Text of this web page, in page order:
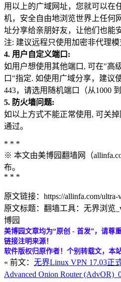
用以上的广域网址，您就可以在
机，安全自由地浏览世界上任何
址分享给亲朋好友，让他们也能
注: 建议远程只使用加密非代理模
4. 用户自定义端口:
如用户想使用其他端口, 可在"高
口"指定. 如使用广域分享，建议
443，请选用随机端口（从1000 到
5. 防火墙问题:
如以上方式不能正常使用, 可关
通过。
* * *
※ 本文由美博园翻墙网（
布。
* * *
原文链接：https://allinfa.com/ultra-
原文标题：翻墙工具：无界浏览
博园
美博园文章均为“原创 - 首发”，请尊
链接注明来源！
软件版权归原作者！个别转载文，本
« 前文： 无界Linux VPN 17.03正
Advanced Onion Router